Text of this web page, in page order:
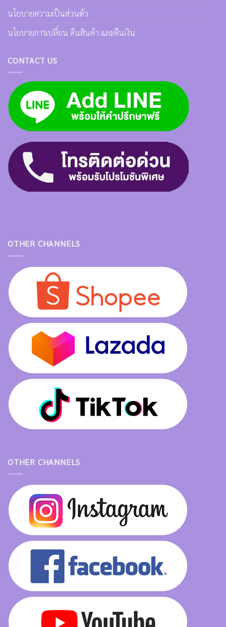
นโยบายความเป็นส่วนตัว
นโยบายการเปลี่ยน คืนสินค้า และคืนเงิน
CONTACT US
OTHER CHANNELS
OTHER CHANNELS